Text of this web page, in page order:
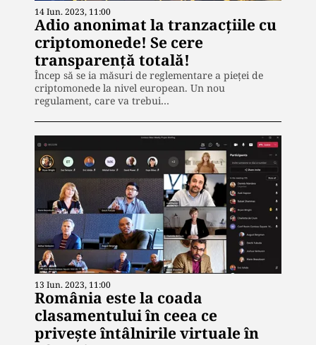
14 Iun. 2023, 11:00
Adio anonimat la tranzacțiile cu
criptomonede! Se cere
transparență totală!
Încep să se ia măsuri de reglementare a pieței de
criptomonede la nivel european. Un nou
regulament, care va trebui…
13 Iun. 2023, 11:00
România este la coada
clasamentului în ceea ce
privește întâlnirile virtuale în